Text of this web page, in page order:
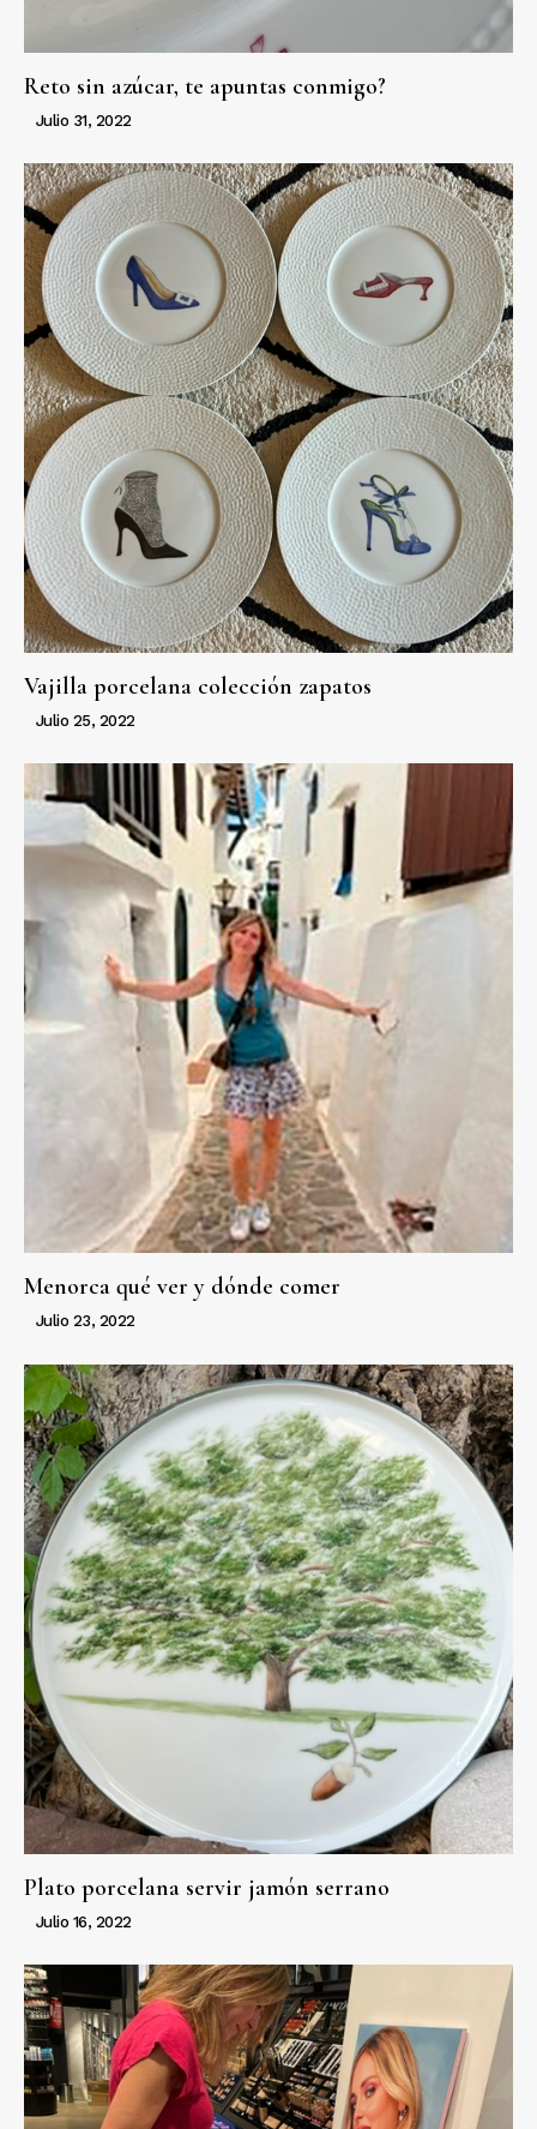
Reto sin azúcar, te apuntas conmigo?
Julio 31, 2022
Vajilla porcelana colección zapatos
Julio 25, 2022
Menorca qué ver y dónde comer
Julio 23, 2022
Plato porcelana servir jamón serrano
Julio 16, 2022